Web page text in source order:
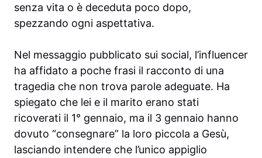
senza vita o è deceduta poco dopo,
spezzando ogni aspettativa.
Nel messaggio pubblicato sui social, l’influencer
ha affidato a poche frasi il racconto di una
tragedia che non trova parole adeguate. Ha
spiegato che lei e il marito erano stati
ricoverati il 1° gennaio, ma il 3 gennaio hanno
dovuto “consegnare” la loro piccola a Gesù,
lasciando intendere che l’unico appiglio